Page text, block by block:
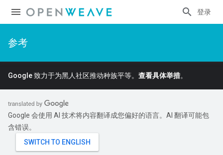
登录
参考
Google 致力于为黑人社区推动种族平等。 查看具体举措。
Google 会使用 AI 技术将内容翻译成您偏好的语言。AI 翻译可能包
含错误。